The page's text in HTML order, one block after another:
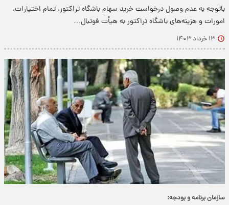
باتوجه به عدم وصول درخواست خرید سهام‌ باشگاه تراکتور، تمام اختیارات،
امورات و هزینه‌های باشگاه تراکتور به هیأت فوتبال…
۱۳ خرداد ۱۴۰۳
سازمان برنامه و بودجه: